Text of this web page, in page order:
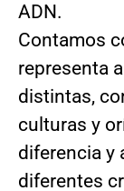
ADN.
Contamos
representa
distintas,
culturas y
diferencia y
diferentes